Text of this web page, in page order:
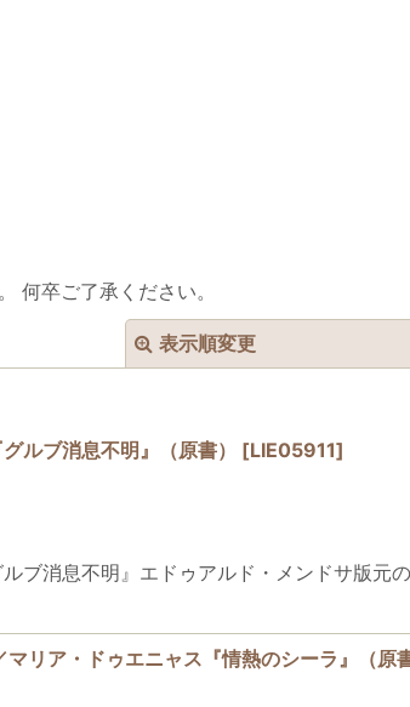
何卒ご了承ください。
表示順変更
ルブ消息不明』（原書） [LIE05911]
ブ消息不明』エドゥアルド・メンドサ版元
リア・ドゥエニャス『情熱のシーラ』（原書